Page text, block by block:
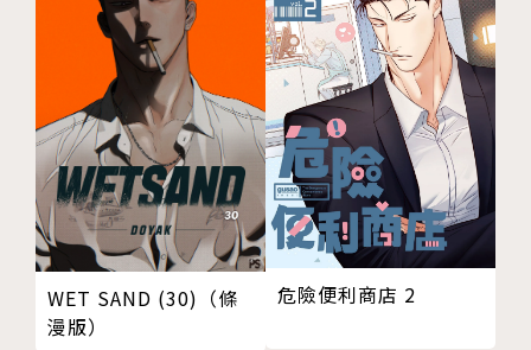
WET SAND (30)（條
漫版）
危險便利商店 2